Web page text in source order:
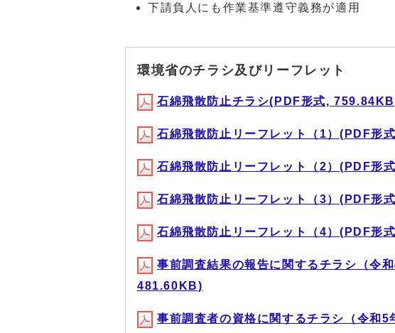
下請負人にも作業基準遵守義務が適用
環境省のチラシ及びリーフレット
石綿飛散防止チラシ(PDF形式,
石綿飛散防止リーフレット（1）(PDF形
石綿飛散防止リーフレット（2）(PDF形
石綿飛散防止リーフレット（3）(PDF形
石綿飛散防止リーフレット（4）(PDF形
事前調査結果の報告に関するチラシ（令
481.60KB)
事前調査者の資格に関するチラシ（令和